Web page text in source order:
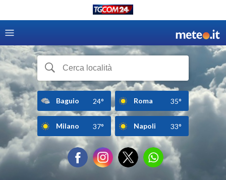
Baguio 24° Roma 35°
Milano 37° Napoli 33°